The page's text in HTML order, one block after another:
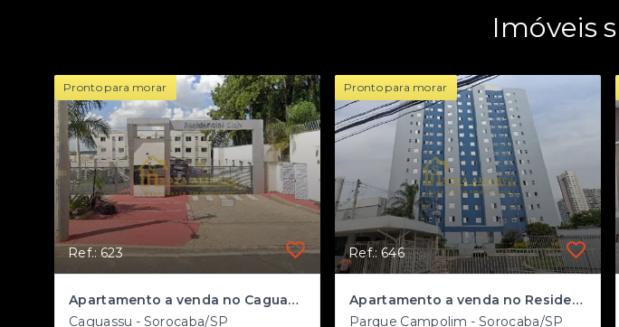
Imóveis
Pronto para morar
Ref.: 623
Apartamento a venda no Caguassu
Caguassu - Sorocaba/SP
Pronto para morar
Ref.: 646
Apartamento a venda no Residencial Vida Plena Campolim
Parque Campolim - Sorocaba/SP